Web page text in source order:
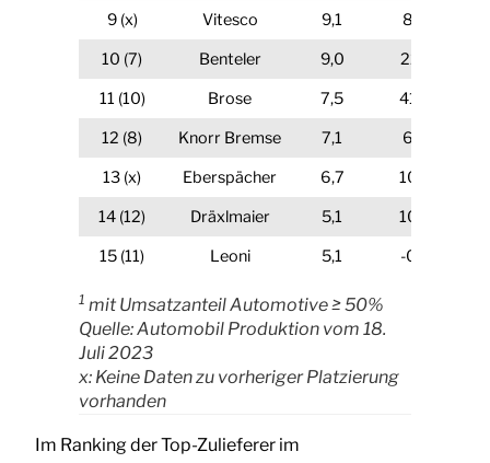
9 (x)
Vitesco 9,1
8.64
10 (7)
Benteler 9,0
22.91
11 (10)
Brose 7,5
41.26
12 (8)
Knorr Bremse 7,1
6.62
13 (x)
Eberspächer 6,7
10.90
14 (12)
Dräxlmaier 5,1
10.87
15 (11)
Leoni 5,1 -0.50
1 mit Umsatzanteil Automotive ≥ 50%
Quelle: Automobil Produktion vom 18.
Juli 2023
x: Keine Daten zu vorheriger Platzierung
vorhanden
Im Ranking der Top-Zulieferer im